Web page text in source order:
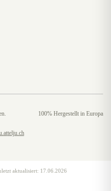
100% Hergestellt in Europa
telju.ch
aktualisiert: 17.06.2026